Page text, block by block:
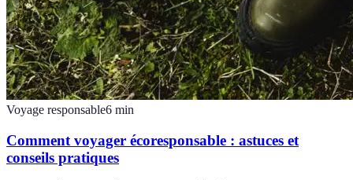
Voyage responsable6 min
Comment voyager écoresponsable : astuces et
conseils pratiques